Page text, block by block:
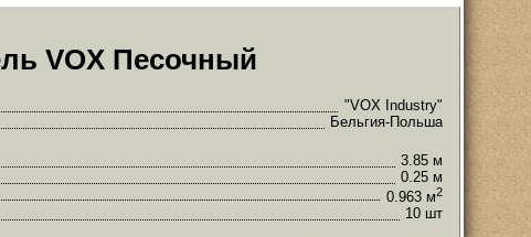
VOX Песочный
"VOX Industry"
Бельгия-Польша
3.85 м
0.25 м
0.963 м2
10 шт